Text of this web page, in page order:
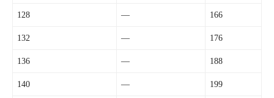
128 — 166
132 — 176
136 — 188
140 — 199